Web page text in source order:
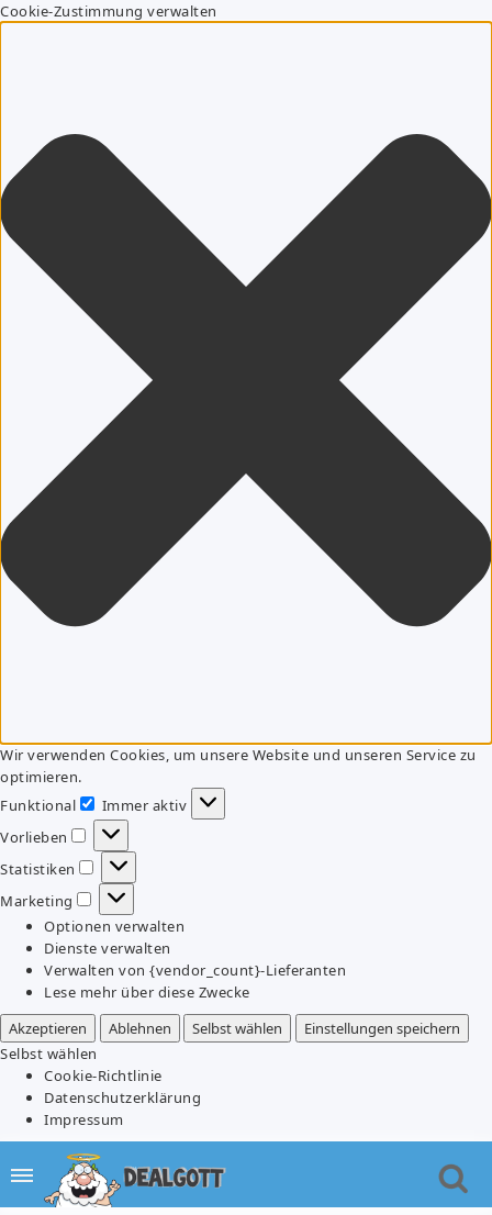
Cookie-Zustimmung verwalten
Wir verwenden Cookies, um unsere Website und unseren Service zu
optimieren.
Funktional
Funktional
Immer aktiv
Vorlieben
Vorlieben
Statistiken
Statistiken
Marketing
Marketing
Optionen verwalten
Dienste verwalten
Verwalten von {vendor_count}-Lieferanten
Lese mehr über diese Zwecke
Akzeptieren
Ablehnen Selbst wählen
Einstellungen speichern
Selbst wählen
Cookie-Richtlinie
Datenschutzerklärung
Impressum